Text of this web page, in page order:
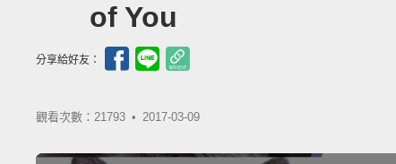
of You
分享給好友：
觀看次數：21793 • 2017-03-09